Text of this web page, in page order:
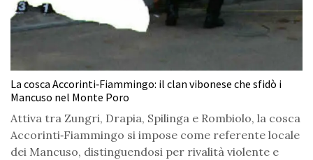
La cosca Accorinti‑Fiammingo: il clan vibonese che sfidò i
Mancuso nel Monte Poro
Attiva tra Zungri, Drapia, Spilinga e Rombiolo, la cosca
Accorinti‑Fiammingo si impose come referente locale
dei Mancuso, distinguendosi per rivalità violente e